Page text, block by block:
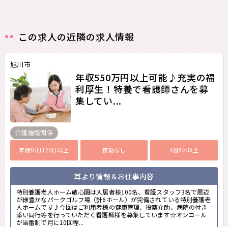
この求人の近隣の求人情報
旭川市
年収550万円以上可能♪充実の福
利厚生！特養で看護師さんを募
集してい...
介護施設関係
年間休日120日以上 夜勤なし 4週8休以上
耳より情報＆お仕事内容
特別養護老人ホーム敬心園は入居者様100名、看護スタッフ3名で周辺
が緑豊かなパークゴルフ場（計6ホール）が完備されている特別養護老
人ホームです♪今回はご利用者様の健康管理、投薬介助、病院の付き
添い同行等を行っていただく看護師様を募集しています☆オンコール
が当番制で月に10回程...